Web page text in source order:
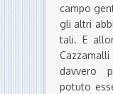
campo
gli altri
tali. E
davvero
potuto